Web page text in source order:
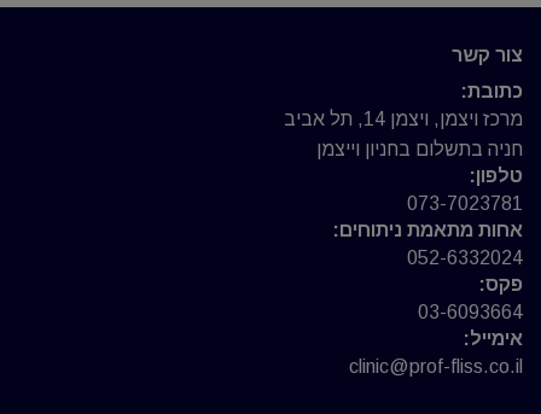
צור קשר
כתובת:
מרכז ויצמן, ויצמן 14, תל אביב
חניה בתשלום בחניון וייצמן
טלפון:
073-7023781
אחות מתאמת ניתוחים:
052-6332024
פקס:
03-6093664
אימייל:
clinic@prof-fliss.co.il